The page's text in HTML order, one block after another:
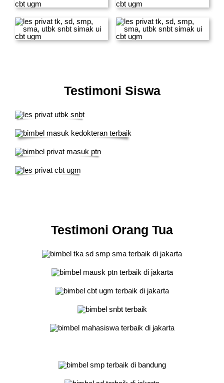
Testimoni Siswa
Testimoni Orang Tua